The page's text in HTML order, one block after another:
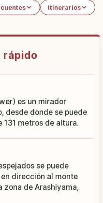
Itinerarios
rápido
es un mirador
desde donde se puede
131 metros de altura.
se puede
dirección al monte
zona de Arashiyama,